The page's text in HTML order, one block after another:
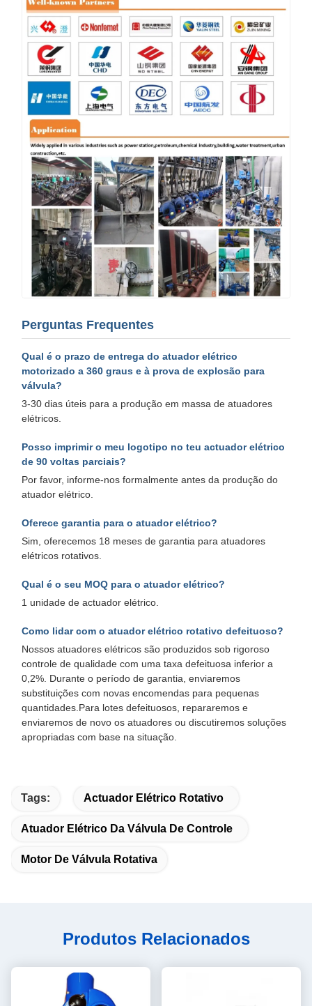
Perguntas Frequentes
Qual é o prazo de entrega do atuador elétrico
motorizado a 360 graus e à prova de explosão para
válvula?
3-30 dias úteis para a produção em massa de atuadores
elétricos.
Posso imprimir o meu logotipo no teu actuador elétrico
de 90 voltas parciais?
Por favor, informe-nos formalmente antes da produção do
atuador elétrico.
Oferece garantia para o atuador elétrico?
Sim, oferecemos 18 meses de garantia para atuadores
elétricos rotativos.
Qual é o seu MOQ para o atuador elétrico?
1 unidade de actuador elétrico.
Como lidar com o atuador elétrico rotativo defeituoso?
Nossos atuadores elétricos são produzidos sob rigoroso
controle de qualidade com uma taxa defeituosa inferior a
0,2%. Durante o período de garantia, enviaremos
substituições com novas encomendas para pequenas
quantidades.Para lotes defeituosos, repararemos e
enviaremos de novo os atuadores ou discutiremos soluções
apropriadas com base na situação.
Tags: Actuador Elétrico Rotativo
Atuador Elétrico Da Válvula De Controle
Motor De Válvula Rotativa
Produtos Relacionados